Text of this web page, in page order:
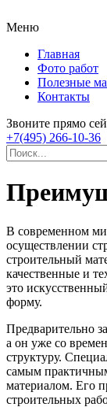
Меню
Главная
Фото работ
Полезные
Контакты
Звоните прямо
+7(495) 266-10-36
В современном
осуществлении
строительный
качественные и
это
форму.
Предварительно
а он уже со
структуру.
самым
материалом. Его
строительных